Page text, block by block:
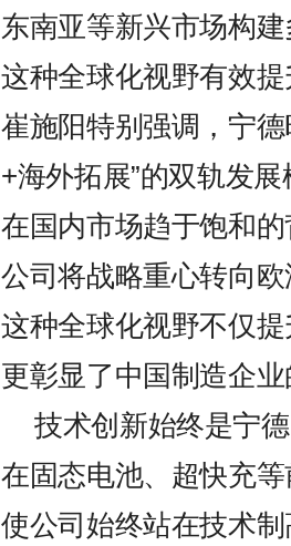
东南亚等新兴市场构
这种全球化视野有效
崔施阳特别强调，宁
+海外拓展”的双轨发展
在国内市场趋于饱和
公司将战略重心转向
这种全球化视野不仅
更彰显了中国制造企
技术创新始终是宁
在固态电池、超快充
使公司始终站在技术